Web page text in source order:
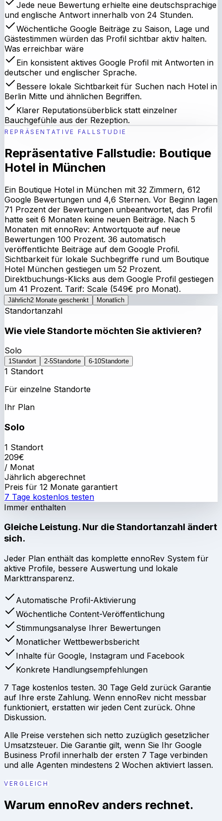
Jede neue Bewertung erhielte eine deutschsprachige
und englische Antwort innerhalb von 24 Stunden.
Wöchentliche Google Beiträge zu Saison, Lage und
Gästestimmen würden das Profil sichtbar aktiv halten.
Was erreichbar wäre
Ein konsistent aktives Google Profil mit Antworten in
deutscher und englischer Sprache.
Bessere lokale Sichtbarkeit für Suchen nach Hotel in
Berlin Mitte und ähnlichen Begriffen.
Klarer Reputationsüberblick statt einzelner
Bauchgefühle aus der Rezeption.
REPRÄSENTATIVE FALLSTUDIE
Repräsentative Fallstudie: Boutique
Hotel in München
Ein Boutique Hotel in München mit 32 Zimmern, 612
Google Bewertungen und 4,6 Sternen. Vor Beginn lagen
71 Prozent der Bewertungen unbeantwortet, das Profil
hatte seit 6 Monaten keine neuen Beiträge. Nach 5
Monaten mit ennoRev: Antwortquote auf neue
Bewertungen 100 Prozent. 36 automatisch
veröffentlichte Beiträge auf dem Google Profil.
Sichtbarkeit für lokale Suchbegriffe rund um Boutique
Hotel München gestiegen um 52 Prozent.
Direktbuchungs-Klicks aus dem Google Profil gestiegen
um 41 Prozent. Tarif: Scale (549€ pro Monat).
Jährlich2 Monate geschenkt Monatlich
Standortanzahl
Wie viele Standorte möchten Sie aktivieren?
Solo
1Standort 2-5Standorte 6-10Standorte
1 Standort
Für einzelne Standorte
Ihr Plan
Solo
1 Standort
209€
/ Monat
Jährlich abgerechnet
Preis für 12 Monate garantiert
7 Tage kostenlos testen
Immer enthalten
Gleiche Leistung. Nur die Standortanzahl ändert
sich.
Jeder Plan enthält das komplette ennoRev System für
aktive Profile, bessere Auswertung und lokale
Markttransparenz.
Automatische Profil-Aktivierung
Wöchentliche Content-Veröffentlichung
Stimmungsanalyse Ihrer Bewertungen
Monatlicher Wettbewerbsbericht
Inhalte für Google, Instagram und Facebook
Konkrete Handlungsempfehlungen
7 Tage kostenlos testen. 30 Tage Geld zurück Garantie
auf Ihre erste Zahlung. Wenn ennoRev nicht messbar
funktioniert, erstatten wir jeden Cent zurück. Ohne
Diskussion.
Alle Preise verstehen sich netto zuzüglich gesetzlicher
Umsatzsteuer. Die Garantie gilt, wenn Sie Ihr Google
Business Profil innerhalb der ersten 7 Tage verbinden
und alle Agenten mindestens 2 Wochen aktiviert lassen.
VERGLEICH
Warum ennoRev anders rechnet.